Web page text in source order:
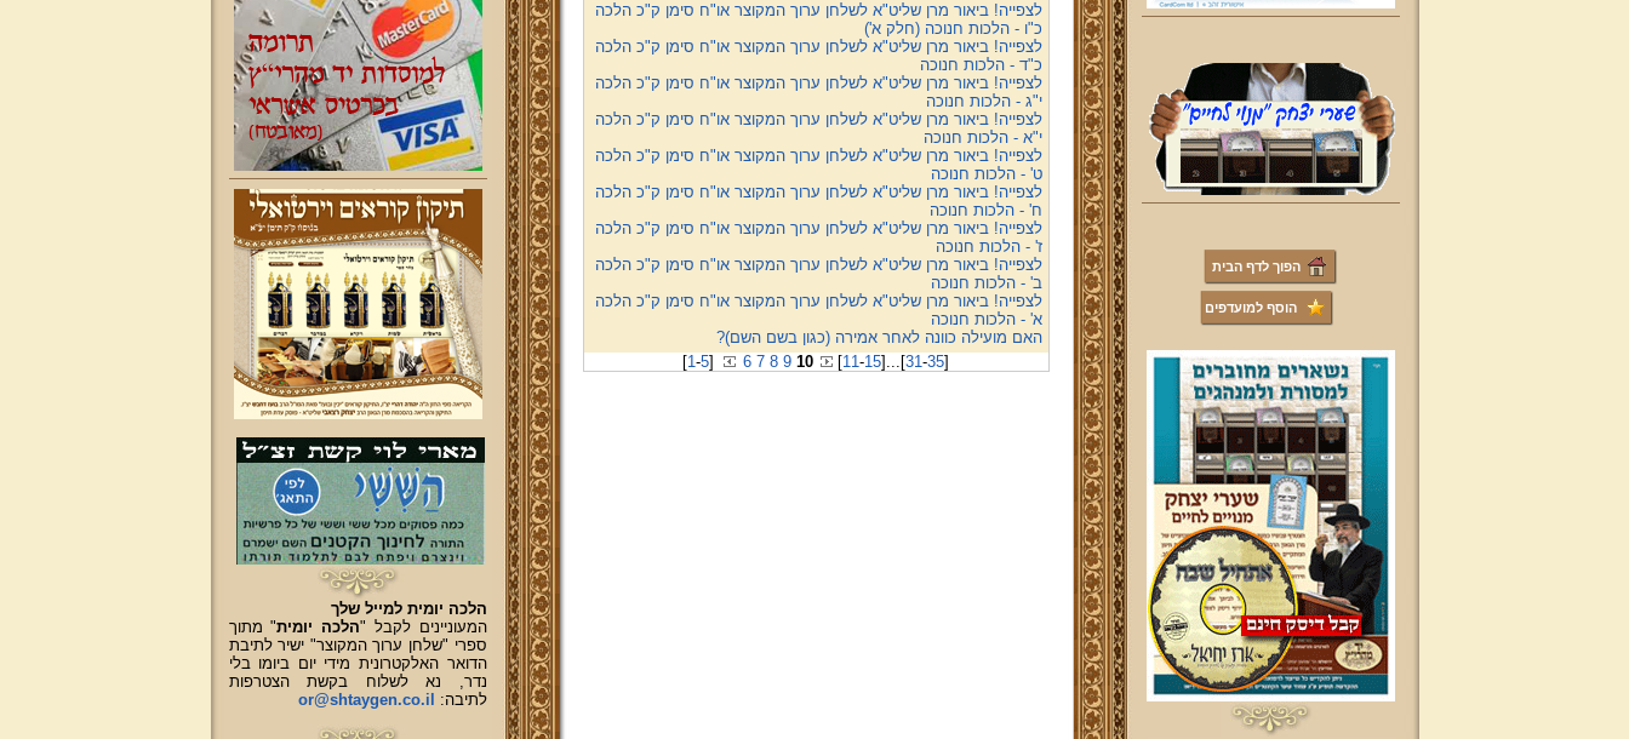
הפוך לדף הבית
הוסף למועדפים
לצפייה! ביאור מרן שליט"א לשלחן ערוך המקוצר או"ח סימן ק"כ הלכה
כ"ו - הלכות חנוכה (חלק א')
לצפייה! ביאור מרן שליט"א לשלחן ערוך המקוצר או"ח סימן ק"כ הלכה
כ"ד - הלכות חנוכה
לצפייה! ביאור מרן שליט"א לשלחן ערוך המקוצר או"ח סימן ק"כ הלכה
י"ג - הלכות חנוכה
לצפייה! ביאור מרן שליט"א לשלחן ערוך המקוצר או"ח סימן ק"כ הלכה
י"א - הלכות חנוכה
לצפייה! ביאור מרן שליט"א לשלחן ערוך המקוצר או"ח סימן ק"כ הלכה
ט' - הלכות חנוכה
לצפייה! ביאור מרן שליט"א לשלחן ערוך המקוצר או"ח סימן ק"כ הלכה
ח' - הלכות חנוכה
לצפייה! ביאור מרן שליט"א לשלחן ערוך המקוצר או"ח סימן ק"כ הלכה
ז' - הלכות חנוכה
לצפייה! ביאור מרן שליט"א לשלחן ערוך המקוצר או"ח סימן ק"כ הלכה
ב' - הלכות חנוכה
לצפייה! ביאור מרן שליט"א לשלחן ערוך המקוצר או"ח סימן ק"כ הלכה
א' - הלכות חנוכה
האם מועילה כוונה לאחר אמירה (כגון בשם השם)?
[1-5] 6 7 8 9 10 [11-15] ... [31-35]
הלכה יומית למייל שלך
המעוניינים לקבל "הלכה יומית" מתוך
ספרי "שלחן ערוך המקוצר" ישיר לתיבת
הדואר האלקטרונית מידי יום ביומו בלי
נדר, נא לשלוח בקשת הצטרפות
לתיבה:
or@shtaygen.co.il